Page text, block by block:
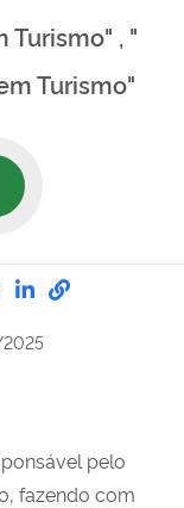
, "
Turismo"
nono
Compartilhe no
Compartilhe
pelo
fazendo com